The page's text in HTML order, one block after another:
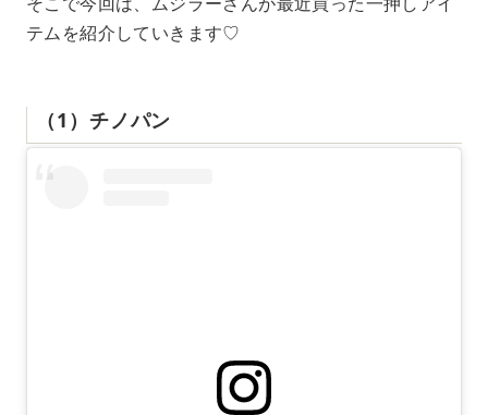
テムを紹介していきます♡
（1）チノパン